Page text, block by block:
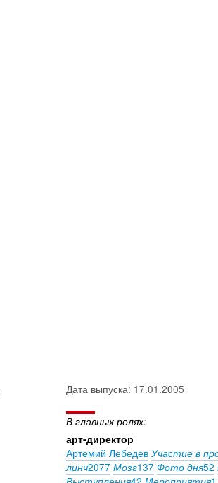
Дата выпуска: 17.01.2005
В главных ролях:
арт-директор
Артемий Лебедев Участие в
линч2077 Мозг137 Фото дня52